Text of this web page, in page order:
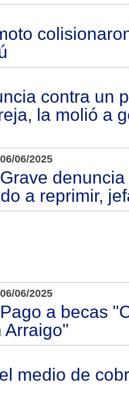
contra un
la molió a
06/06/2025
Grave
a reprimir,
06/06/2025
Pago a becas
Arraigo"
medio de